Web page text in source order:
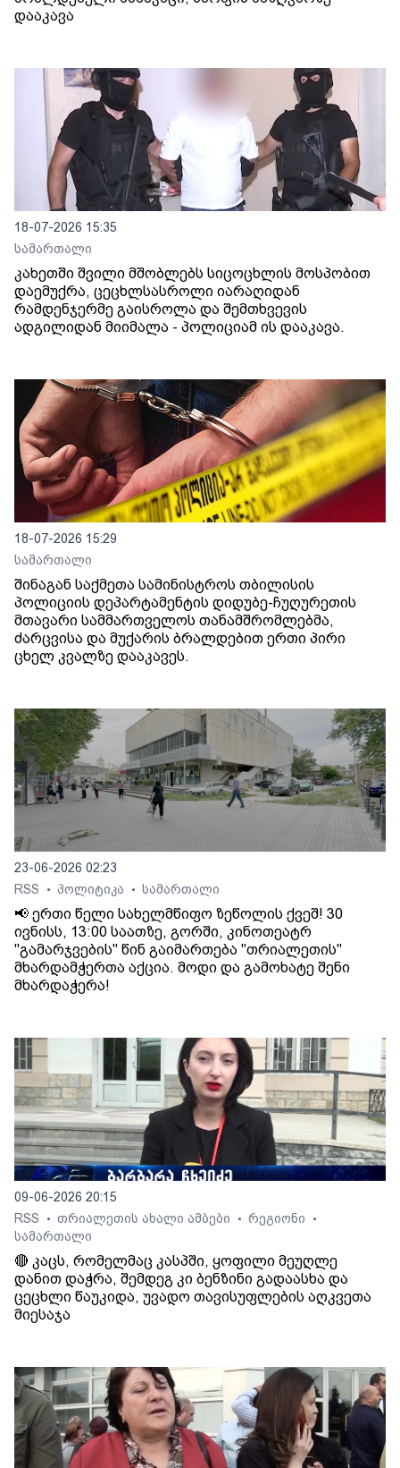
დააკავა
18-07-2026 15:35
სამართალი
კახეთში შვილი მშობლებს სიცოცხლის მოსპობით
დაემუქრა, ცეცხლსასროლი იარაღიდან
რამდენჯერმე გაისროლა და შემთხვევის
ადგილიდან მიიმალა - პოლიციამ ის დააკავა.
18-07-2026 15:29
სამართალი
შინაგან საქმეთა სამინისტროს თბილისის
პოლიციის დეპარტამენტის დიდუბე-ჩუღურეთის
მთავარი სამმართველოს თანამშრომლებმა,
ძარცვისა და მუქარის ბრალდებით ერთი პირი
ცხელ კვალზე დააკავეს.
23-06-2026 02:23
RSS
• პოლიტიკა • სამართალი
📢 ერთი წელი სახელმწიფო ზეწოლის ქვეშ! 30
ივნისს, 13:00 საათზე, გორში, კინოთეატრ
"გამარჯვების" წინ გაიმართება "თრიალეთის"
მხარდამჭერთა აქცია. მოდი და გამოხატე შენი
მხარდაჭერა!
09-06-2026 20:15
RSS
• თრიალეთის ახალი ამბები • რეგიონი •
სამართალი
🔴 კაცს, რომელმაც კასპში, ყოფილი მეუღლე
დანით დაჭრა, შემდეგ კი ბენზინი გადაასხა და
ცეცხლი წაუკიდა, უვადო თავისუფლების აღკვეთა
მიესაჯა